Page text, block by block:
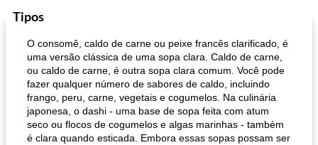
Tipos
O consomê, caldo de carne ou peixe francês clarificado, é
uma versão clássica de uma sopa clara. Caldo de carne,
ou caldo de carne, é outra sopa clara comum. Você pode
fazer qualquer número de sabores de caldo, incluindo
frango, peru, carne, vegetais e cogumelos. Na culinária
japonesa, o dashi - uma base de sopa feita com atum
seco ou flocos de cogumelos e algas marinhas - também
é clara quando esticada. Embora essas sopas possam ser